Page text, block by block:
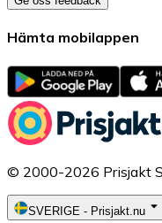
Hämta mobilappen
© 2000-2026 Prisjakt
SVERIGE - Prisjakt.nu